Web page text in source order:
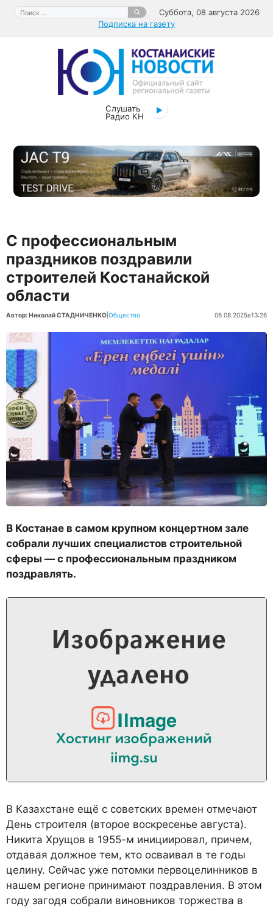
Перейти
содержимому
Поиск:
Суббота, 08 августа 2026
Подписка на газету
Слушать
Радио КН
С профессиональным
праздников поздравили
строителей Костанайской
области
Автор: Николай СТАДНИЧЕНКО Общество 06.08.2025в13:26
В Костанае в самом крупном концертном зале
собрали лучших специалистов строительной
сферы — с профессиональным праздником
поздравлять.
В Казахстане ещё с советских времен отмечают
День строителя (второе воскресенье августа).
Никита Хрущов в 1955-м инициировал, причем,
отдавая должное тем, кто осваивал в те годы
целину. Сейчас уже потомки первоцелинников в
нашем регионе принимают поздравления. В этом
году загодя собрали виновников торжества в